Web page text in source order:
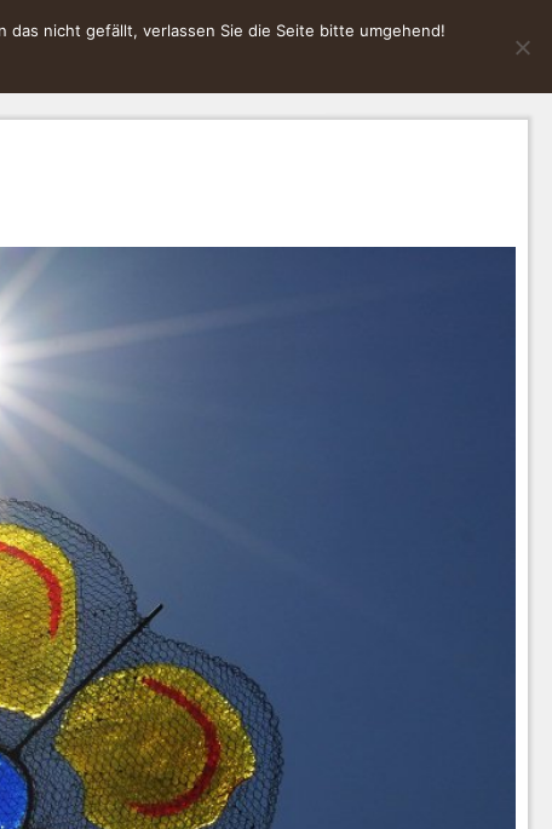
das nicht gefällt, verlassen Sie die Seite bitte umgehend!